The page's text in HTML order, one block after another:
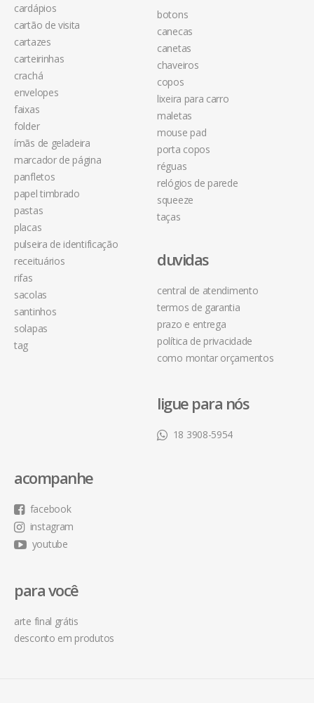
cardápios
cartão de visita
cartazes
carteirinhas
crachá
envelopes
faixas
folder
ímãs de geladeira
marcador de página
panfletos
papel timbrado
pastas
placas
pulseira de identificação
receituários
rifas
sacolas
santinhos
solapas
tag
botons
canecas
canetas
chaveiros
copos
lixeira para carro
maletas
mouse pad
porta copos
réguas
relógios de parede
squeeze
taças
duvidas
central de atendimento
termos de garantia
prazo e entrega
política de privacidade
como montar orçamentos
ligue para nós
18 3908-5954
acompanhe
facebook
instagram
youtube
para você
arte final grátis
desconto em produtos